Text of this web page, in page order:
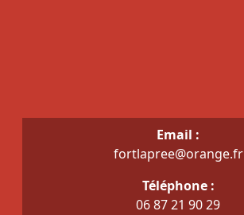
Email :
fortlapree@orange.fr
Téléphone :
06 87 21 90 29